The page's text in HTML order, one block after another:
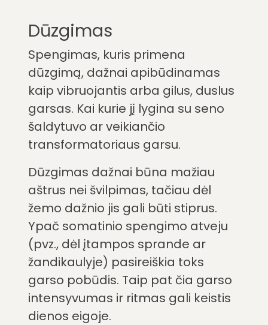
Dūzgimas
Spengimas, kuris primena
dūzgimą, dažnai apibūdinamas
kaip vibruojantis arba gilus, duslus
garsas. Kai kurie jį lygina su seno
šaldytuvo ar veikiančio
transformatoriaus garsu.
Dūzgimas dažnai būna mažiau
aštrus nei švilpimas, tačiau dėl
žemo dažnio jis gali būti stiprus.
Ypač somatinio spengimo atveju
(pvz., dėl įtampos sprande ar
žandikaulyje) pasireiškia toks
garso pobūdis. Taip pat čia garso
intensyvumas ir ritmas gali keistis
dienos eigoje.